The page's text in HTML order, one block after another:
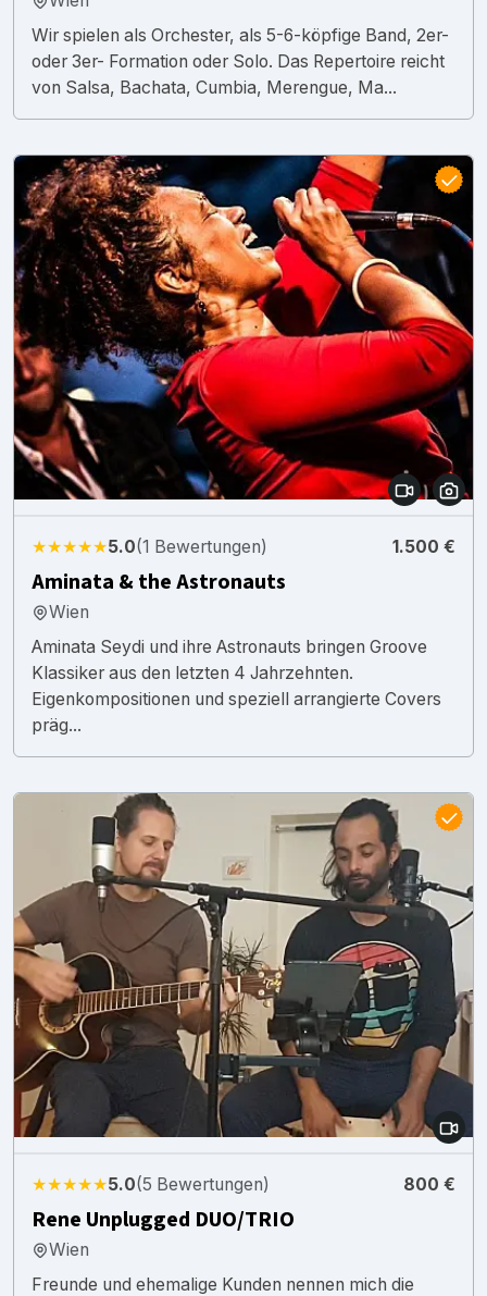
Wir spielen als Orchester, als 5-6-köpfige Band, 2er-
oder 3er- Formation oder Solo. Das Repertoire reicht
von Salsa, Bachata, Cumbia, Merengue, Ma...
★★★★★5.0(1 Bewertungen) 1.500 €
Aminata & the Astronauts
Wien
Aminata Seydi und ihre Astronauts bringen Groove
Klassiker aus den letzten 4 Jahrzehnten.
Eigenkompositionen und speziell arrangierte Covers
präg...
★★★★★5.0(5 Bewertungen) 800 €
Rene Unplugged DUO/TRIO
Wien
Freunde und ehemalige Kunden nennen mich die